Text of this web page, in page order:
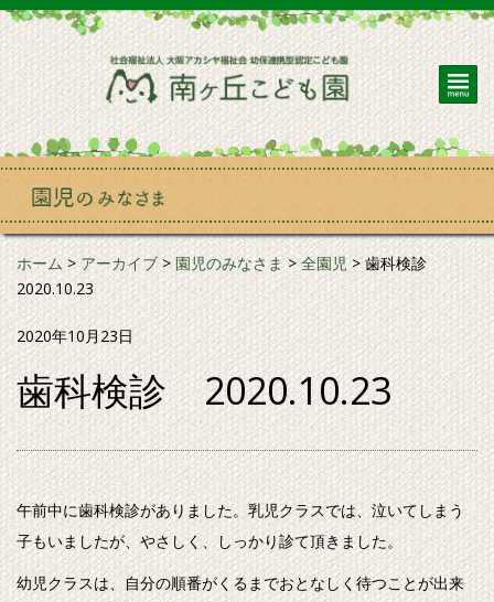
ホーム>アーカイブ>園児のみなさま>全園児>歯科検診
2020.10.23
2020年10月23日
歯科検診 2020.10.23
午前中に歯科検診がありました。乳児クラスでは、泣いてしまう
子もいましたが、やさしく、しっかり診て頂きました。
幼児クラスは、自分の順番がくるまでおとなしく待つことが出来